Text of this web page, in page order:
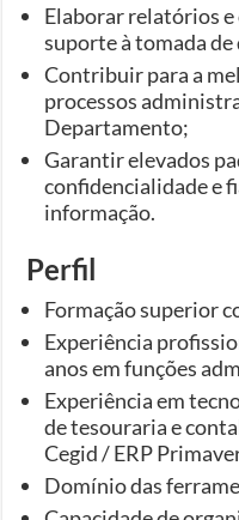
Elaborar relatórios
suporte à tomada de
Contribuir para a
processos
Departamento;
Garantir elevados
confidencialidade e
informação.
Perfil
Formação superior
Experiência
anos em funções
Experiência em
de tesouraria e
Cegid / ERP
Domínio das